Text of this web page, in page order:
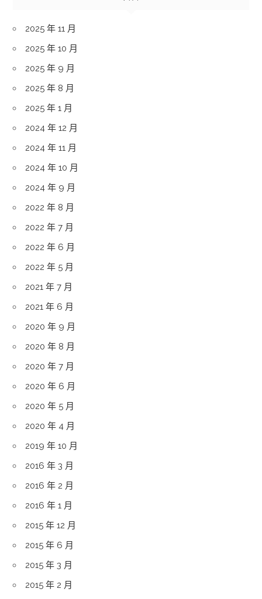
2025 年 11 月
2025 年 10 月
2025 年 9 月
2025 年 8 月
2025 年 1 月
2024 年 12 月
2024 年 11 月
2024 年 10 月
2024 年 9 月
2022 年 8 月
2022 年 7 月
2022 年 6 月
2022 年 5 月
2021 年 7 月
2021 年 6 月
2020 年 9 月
2020 年 8 月
2020 年 7 月
2020 年 6 月
2020 年 5 月
2020 年 4 月
2019 年 10 月
2016 年 3 月
2016 年 2 月
2016 年 1 月
2015 年 12 月
2015 年 6 月
2015 年 3 月
2015 年 2 月